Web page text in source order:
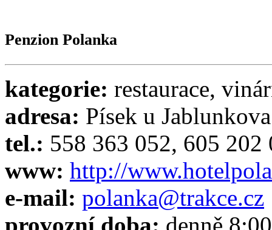
Penzion Polanka
kategorie: restaurace,
adresa: Písek u
tel.: 558 363 052, 605 202
www: http://
e-mail: polanka@trakce.cz